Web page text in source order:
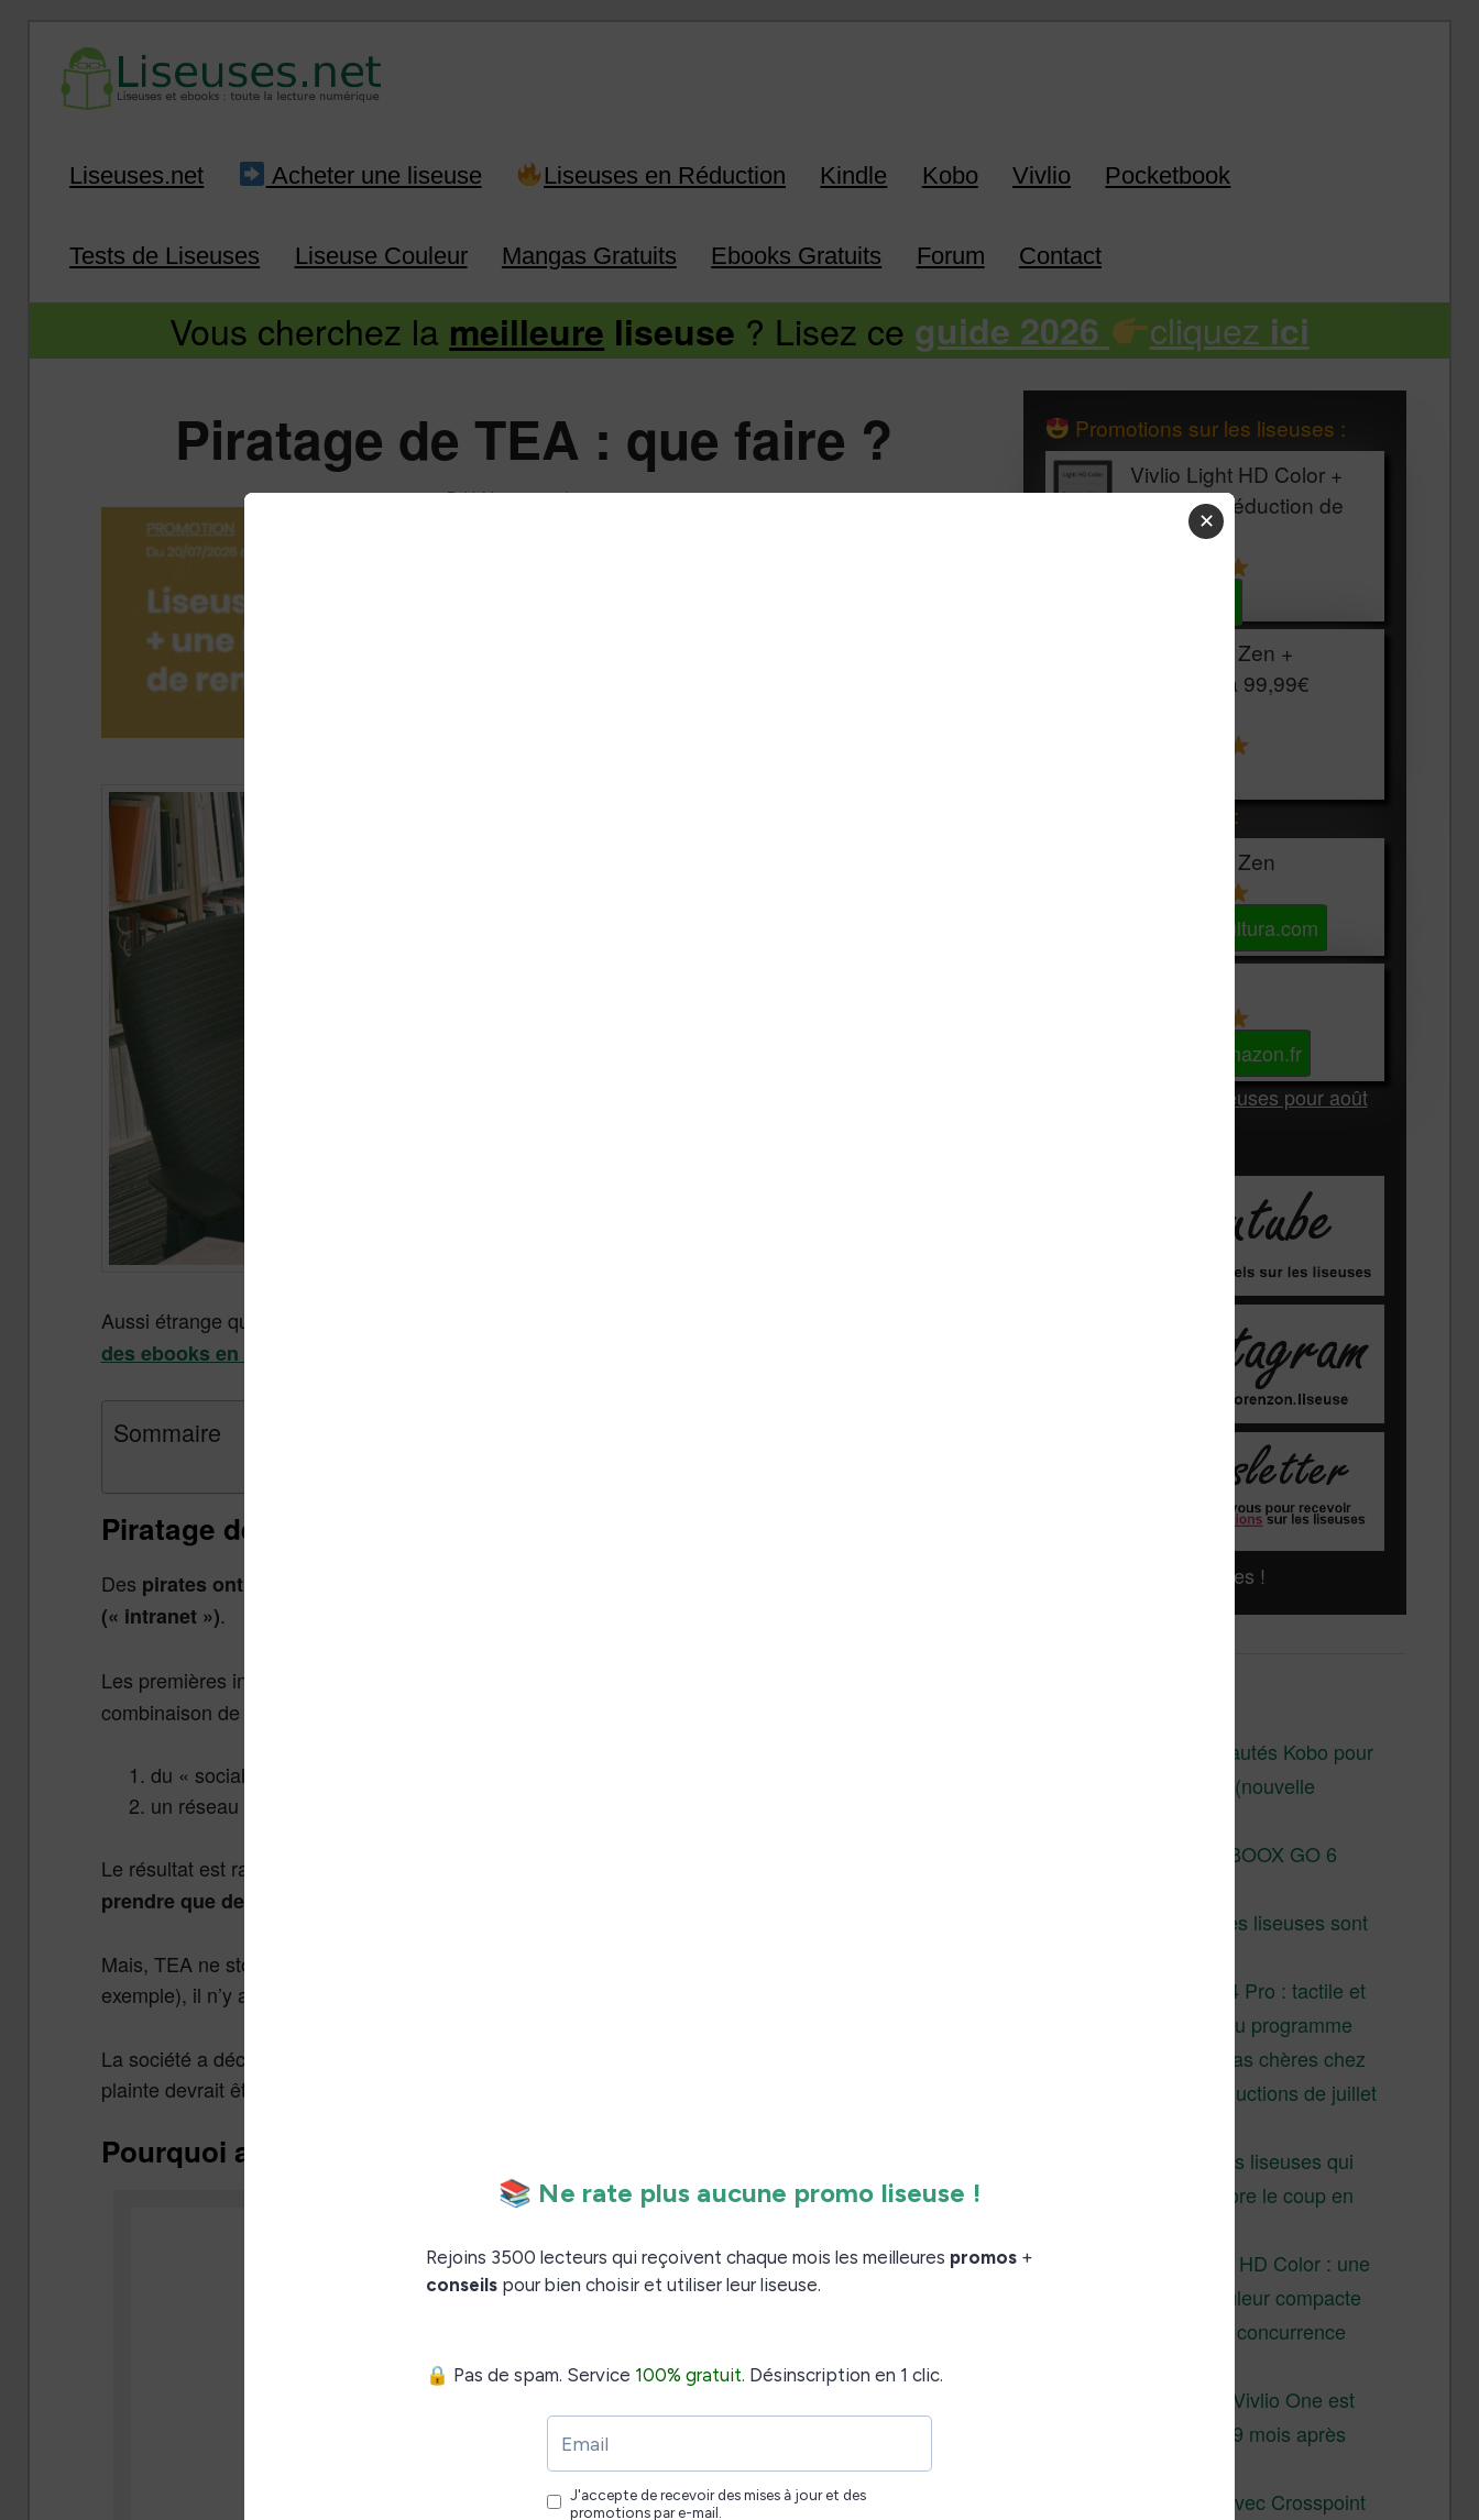
Infos sur les liseuses Kindle, Kobo, Vivlio, Pocketbook
Liseuses.net Acheter une liseuse Liseuses en Réduction Kindle Kobo Vivlio Pocketbook
Tests de Liseuses Liseuse Couleur Mangas Gratuits Ebooks Gratuits Forum Contact
Vous cherchez la meilleure liseuse ? Lisez ce guide 2026 cliquez ici
Piratage de TEA : que faire ?
Publié le7 septembre 2018
Aussi étrange que celui puisse paraître, l’entreprise TEA qui distribue les
des ebooks en France
Sommaire
Piratage de Tea : que s’est-il passé ?
Des pirates ont donc réussi à s’introduire dans le réseau informatique interne à l’entreprise
(« intranet »).
Les premières informations (publiées sur
combinaison de deux techniques :
du « social engineering » pour usurper l’identité d’un collaborateur de TEA
un réseau informatique anonyme TOR pour brouiller les pistes informatiques
Le résultat est rassurant :
prendre que des adresses emails de clients et des chiffres de ventes d’ebooks.
Mais, TEA ne stockant volontairement aucune donnée sensible (information bancaire par
exemple), il n’y a pas de raison de s’inquiéter si on est utilisateur du service TEA (comme moi).
La société a déclaré à la CNIL cette attaque informatique qui a eu lieu le 8 août 2018 et une
plainte devrait être déposée.
Pourquoi attaquer TEA ?
Promotions sur les liseuses :
Vivlio Light HD Color +
HOUSSE réduction de
Vivlio Light Zen +
HOUSSE à 99,99€
Les accessibles :
Vivlio Light Zen
Voir sur Cultura.com
Voir sur Amazon.fr
Les Meilleures liseuses pour août
Liseuses pas chères !
Les nouveautés Kobo pour
la fin 2026 (nouvelle
Test de la BOOX GO 6
Pourquoi les liseuses sont
XTEINK X4 Pro : tactile et
éclairage au programme
Liseuses pas chères chez
Vivlio – réductions de juillet
3 anciennes liseuses qui
valent encore le coup en
Vivlio Light HD Color : une
liseuse couleur compacte
à prix défiant toute concurrence
La liseuse Vivlio One est
un succès 9 mois après
XTEINK X4 : test avec Crosspoint
✕